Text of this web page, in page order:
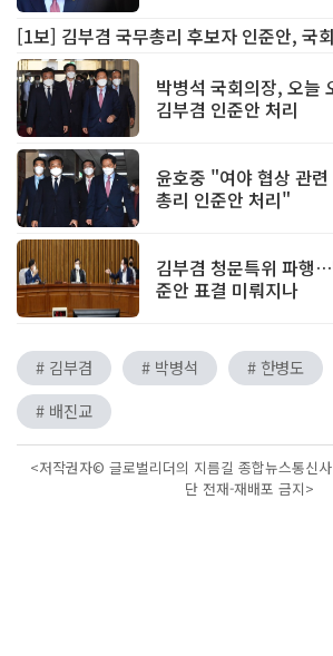
[1보] 김부겸 국무총리 후보자 인준안, 국
박병석 국회의장, 오늘
김부겸 인준안 처리
윤호중 "여야 협상 관
총리 인준안 처리"
김부겸 청문특위 파행
준안 표결 미뤄지나
# 김부겸 # 박병석 # 한병도
# 배진교
<저작권자© 글로벌리더의 지름길 종합뉴스통신
단 전재-재배포 금지>